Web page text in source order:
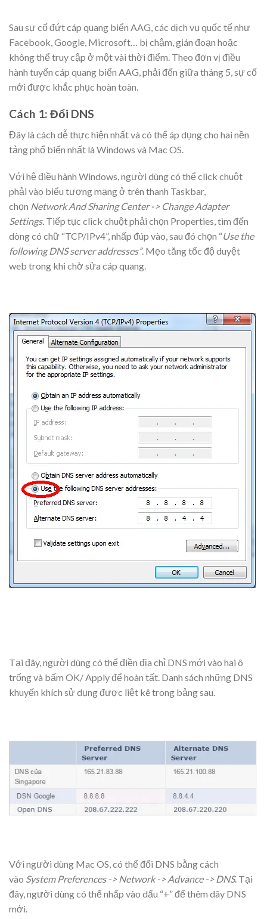
Sau sự cố đứt cáp quang biển AAG, các dịch vụ quốc tế như
Facebook, Google, Microsoft… bị chậm, gián đoạn hoặc
không thể truy cập ở một vài thời điểm. Theo đơn vị điều
hành tuyến cáp quang biển AAG, phải đến giữa tháng 5, sự cố
mới được khắc phục hoàn toàn.
Cách 1: Đổi DNS
Đây là cách dễ thực hiện nhất và có thể áp dụng cho hai nền
tảng phổ biến nhất là Windows và Mac OS.
Với hệ điều hành Windows, người dùng có thể click chuột
phải vào biểu tượng mạng ở trên thanh Taskbar,
chọn Network And Sharing Center -> Change Adapter
Settings. Tiếp tục click chuột phải chọn Properties, tìm đến
dòng có chữ “TCP/IPv4”, nhấp đúp vào, sau đó chọn “Use the
following DNS server addresses”. Mẹo tăng tốc độ duyệt
web trong khi chờ sửa cáp quang.
Tại đây, người dùng có thể điền địa chỉ DNS mới vào hai ô
trống và bấm OK/ Apply để hoàn tất. Danh sách những DNS
khuyến khích sử dụng được liệt kê trong bảng sau.
Với người dùng Mac OS, có thể đổi DNS bằng cách
vào System Preferences -> Network -> Advance -> DNS. Tại
đây, người dùng có thể nhấp vào dấu “+” để thêm dãy DNS
mới.